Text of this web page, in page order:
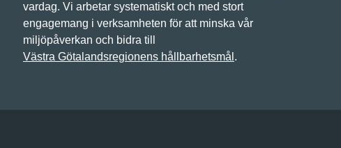
vardag. Vi arbetar systematiskt och med stort
engagemang i verksamheten för att minska vår
miljöpåverkan och bidra till
Västra Götalandsregionens hållbarhetsmål .